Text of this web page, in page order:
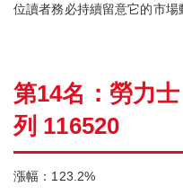
位讀者務必持續留意它的市場
第14名：勞力
列 116520
漲幅：123.2%